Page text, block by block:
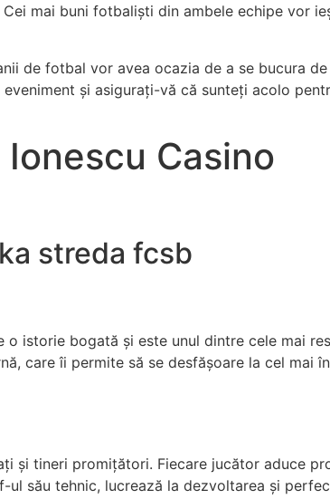
mai buni fotbaliști din ambele echipe vor
de fotbal vor avea ocazia de a se bucura
și asigurați-vă că sunteți acolo
Casino
streda fcsb
o istorie bogată și este unul dintre cele mai
care îi permite să se desfășoare la cel mai
și tineri promițători. Fiecare jucător aduce
său tehnic, lucrează la dezvoltarea și